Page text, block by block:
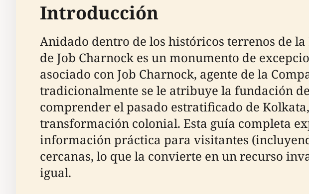
Introducción
Anidado dentro de los históricos terrenos de
de Job Charnock es un monumento de
asociado con Job Charnock, agente de la
tradicionalmente se le atribuye la fundación
comprender el pasado estratificado de
transformación colonial. Esta guía completa
información práctica para visitantes
cercanas, lo que la convierte en un recurso
igual.